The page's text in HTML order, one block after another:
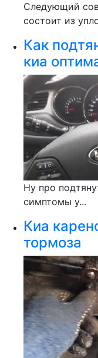
Следующий
состоит из
Как
киа
Ну про
симптомы у...
Киа
тормоза